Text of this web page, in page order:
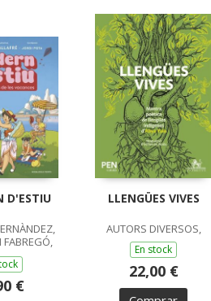
D'ESTIU
/
€
LLENGÜES VIVES
AUTORS DIVERSOS,
En stock
22,00 €